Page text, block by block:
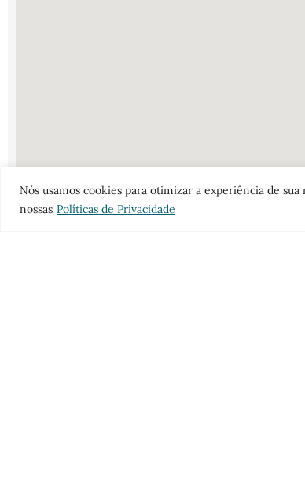
Nós usamos cookies para otimizar a experiência de
nossas Políticas de Privacidade